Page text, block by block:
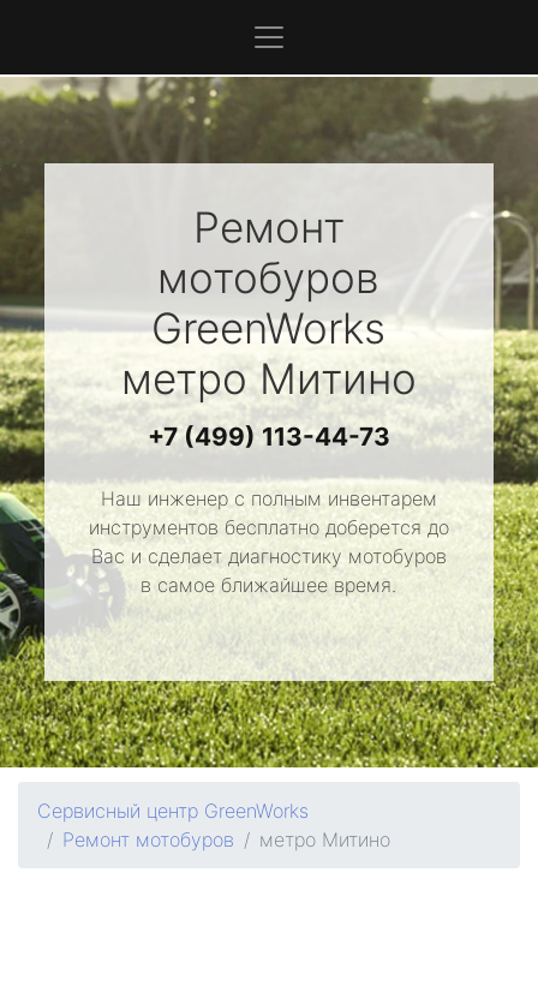
Ремонт
мотобуров
GreenWorks
метро Митино
+7 (499) 113-44-73
Наш инженер с полным инвентарем
инструментов бесплатно доберется до
Вас и сделает диагностику мотобуров
в самое ближайшее время.
Сервисный центр GreenWorks
Ремонт мотобуров
метро Митино